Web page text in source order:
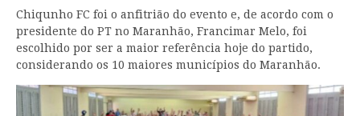
Chiqunho FC foi o anfitrião do evento e, de acordo com o
presidente do PT no Maranhão, Francimar Melo, foi
escolhido por ser a maior referência hoje do partido,
considerando os 10 maiores municípios do Maranhão.